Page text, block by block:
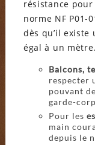
résistance
norme NF P01-
dès qu’il
égal à un
Balcons,
respecter
pouvant
garde-
Pour les
main
depuis le